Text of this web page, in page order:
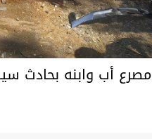
مصرع أب وابنه بحادث